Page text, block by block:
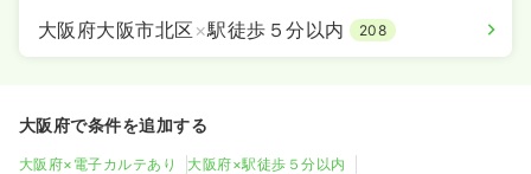
大阪府大阪市北区 ×駅徒歩５分以内 208
大阪府で条件を追加する
大阪府×電子カルテあり 大阪府×駅徒歩５分以内